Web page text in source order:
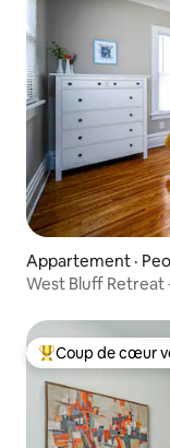
Appartement ·
West Bluff Retreat
Coup de cœur
Coup de cœur